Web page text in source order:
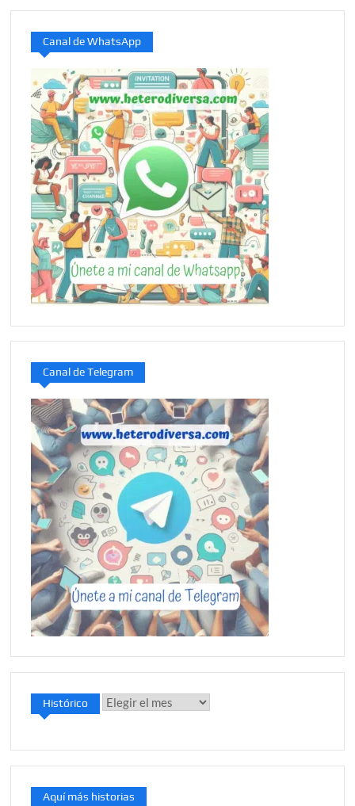
Canal de WhatsApp
Canal de Telegram
Histórico Histórico
Aquí más historias